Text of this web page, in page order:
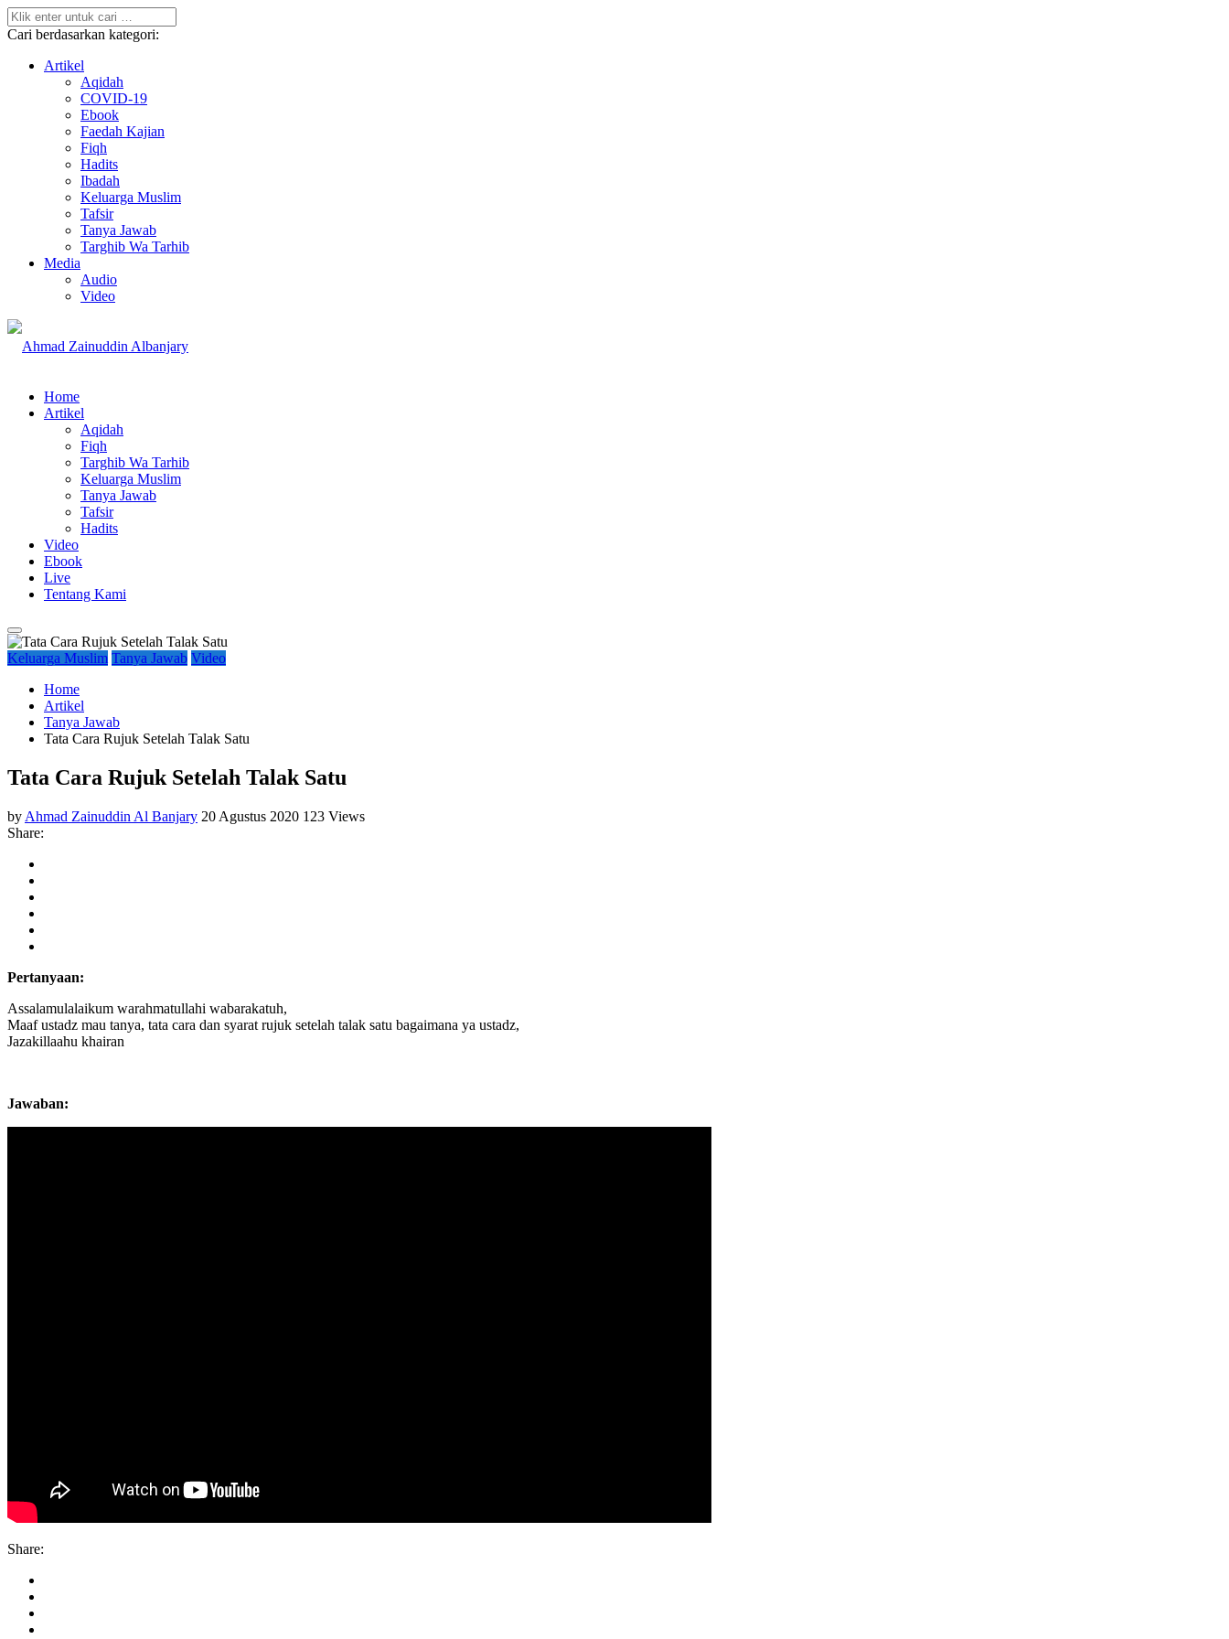
Cari berdasarkan kategori:
Artikel
Aqidah
COVID-19
Ebook
Faedah Kajian
Fiqh
Hadits
Ibadah
Keluarga Muslim
Tafsir
Tanya Jawab
Targhib Wa Tarhib
Media
Audio
Video
Home
Artikel
Aqidah
Fiqh
Targhib Wa Tarhib
Keluarga Muslim
Tanya Jawab
Tafsir
Hadits
Video
Ebook
Live
Tentang Kami
Keluarga Muslim Tanya Jawab Video
Home
Artikel
Tanya Jawab
Tata Cara Rujuk Setelah Talak Satu
Tata Cara Rujuk Setelah Talak Satu
by Ahmad Zainuddin Al Banjary 20 Agustus 2020 123 Views
Share:
Pertanyaan:
Assalamulalaikum warahmatullahi wabarakatuh,
Maaf ustadz mau tanya, tata cara dan syarat rujuk setelah talak satu bagaimana ya ustadz,
Jazakillaahu khairan
Jawaban:
Share: